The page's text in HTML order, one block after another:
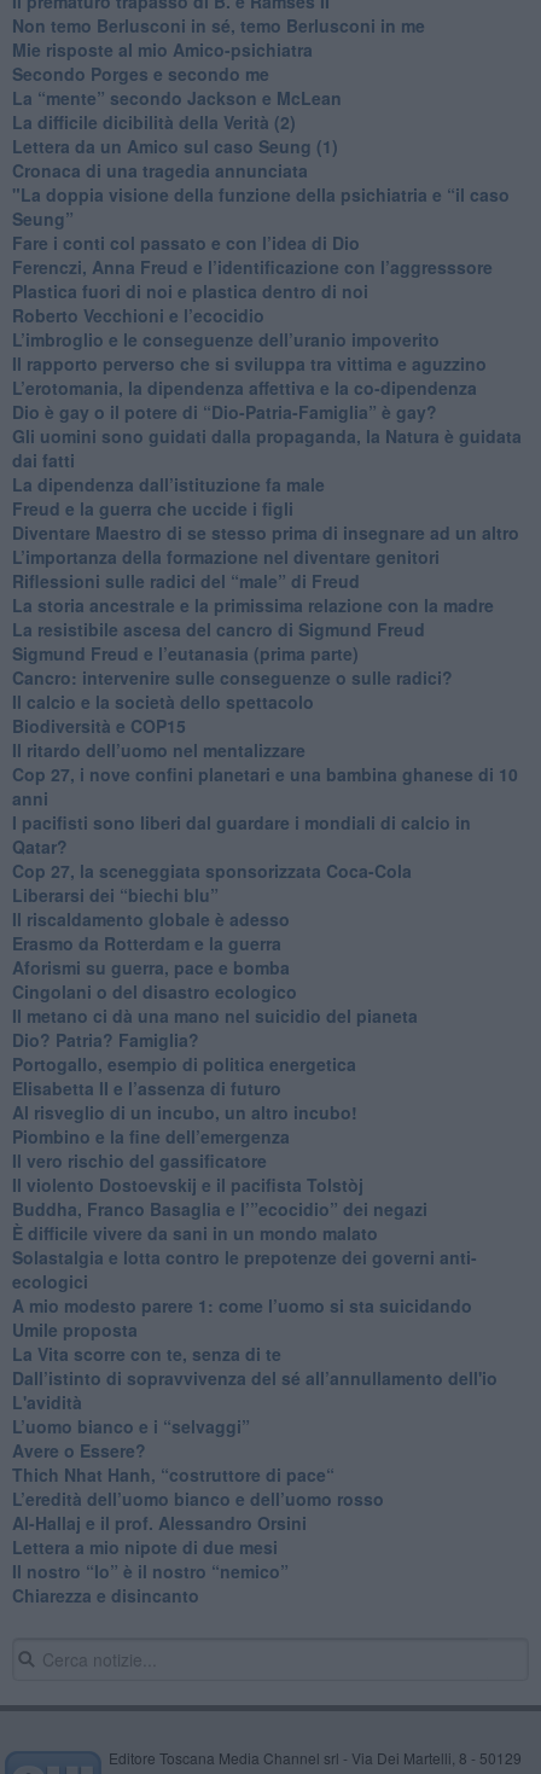
​Non temo Berlusconi in sé, temo Berlusconi in me
​Mie risposte al mio Amico-psichiatra
​Secondo Porges e secondo me
​La “mente” secondo Jackson e McLean
La difficile dicibilità della Verità (2)
​Lettera da un Amico sul caso Seung (1)
​Cronaca di una tragedia annunciata
"​La doppia visione della funzione della psichiatria e “il caso
Seung”
​Fare i conti col passato e con l’idea di Dio
​Ferenczi, Anna Freud e l’identificazione con l’aggresssore
Plastica fuori di noi e plastica dentro di noi
​Roberto Vecchioni e l’ecocidio
​L’imbroglio e le conseguenze dell’uranio impoverito
​Il rapporto perverso che si sviluppa tra vittima e aguzzino
L’erotomania, la dipendenza affettiva e la co-dipendenza
​Dio è gay o il potere di “Dio-Patria-Famiglia” è gay?
​Gli uomini sono guidati dalla propaganda, la Natura è guidata
dai fatti
La dipendenza dall’istituzione fa male
​Freud e la guerra che uccide i figli
​Diventare Maestro di se stesso prima di insegnare ad un altro
L’importanza della formazione nel diventare genitori
Riflessioni sulle radici del “male” di Freud
​La storia ancestrale e la primissima relazione con la madre
​La resistibile ascesa del cancro di Sigmund Freud
Sigmund Freud e l’eutanasia (prima parte)
Cancro: intervenire sulle conseguenze o sulle radici?
​Il calcio e la società dello spettacolo
Biodiversità e COP15
​Il ritardo dell’uomo nel mentalizzare
​Cop 27, i nove confini planetari e una bambina ghanese di 10
anni
​I pacifisti sono liberi dal guardare i mondiali di calcio in
Qatar?
​Cop 27, la sceneggiata sponsorizzata Coca-Cola
​Liberarsi dei “biechi blu”
Il riscaldamento globale è adesso
​Erasmo da Rotterdam e la guerra
​Aforismi su guerra, pace e bomba
Cingolani o del disastro ecologico
​Il metano ci dà una mano nel suicidio del pianeta
​Dio? Patria? Famiglia?
Portogallo, esempio di politica energetica
​Elisabetta II e l’assenza di futuro
Al risveglio di un incubo, un altro incubo!
​Piombino e la fine dell’emergenza
​Il vero rischio del gassificatore
​Il violento Dostoevskij e il pacifista Tolstòj
​Buddha, Franco Basaglia e l’”ecocidio” dei negazi
​È difficile vivere da sani in un mondo malato
Solastalgia e lotta contro le prepotenze dei governi anti-
ecologici
​A mio modesto parere 1: come l’uomo si sta suicidando
​Umile proposta
​La Vita scorre con te, senza di te
​Dall’istinto di sopravvivenza del sé all’annullamento dell'io
L'avidità
​L’uomo bianco e i “selvaggi”
​Avere o Essere?
​Thich Nhat Hanh, “costruttore di pace“
​L’eredità dell’uomo bianco e dell’uomo rosso
Al-Hallaj e il prof. Alessandro Orsini
​Lettera a mio nipote di due mesi
​Il nostro “Io” è il nostro “nemico”
​Chiarezza e disincanto
Editore Toscana Media Channel srl - Via Dei Martelli, 8 - 50129